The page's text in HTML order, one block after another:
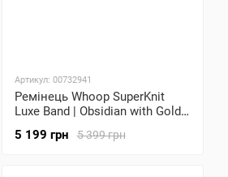
Артикул: 00732941
Ремінець Whoop SuperKnit
Luxe Band | Obsidian with Gold
Life
5 399 грн
5 199 грн